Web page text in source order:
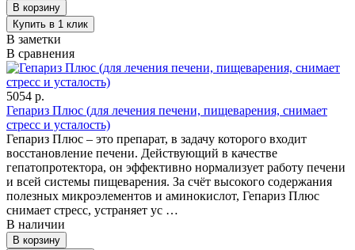
В заметки
В сравнения
5054 р.
Гепариз Плюс (для лечения печени, пищеварения, снимает
стресс и усталость)
Гепариз Плюс – это препарат, в задачу которого входит
восстановление печени. Действующий в качестве
гепатопротектора, он эффективно нормализует работу печени
и всей системы пищеварения. За счёт высокого содержания
полезных микроэлементов и аминокислот, Гепариз Плюс
снимает стресс, устраняет ус …
В наличии